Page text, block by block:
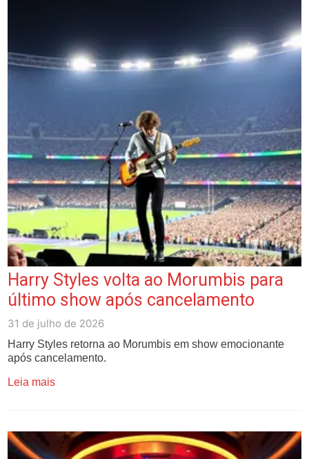
Harry Styles volta ao Morumbis para
último show após cancelamento
31 de julho de 2026
Harry Styles retorna ao Morumbis em show emocionante
após cancelamento.
Leia mais